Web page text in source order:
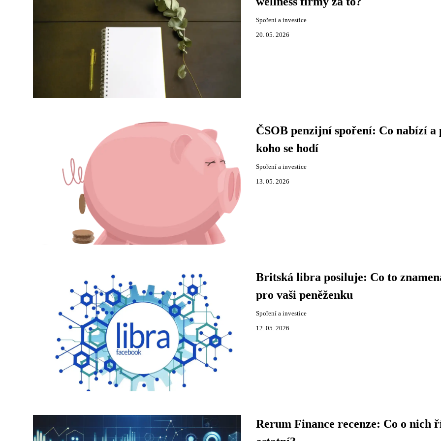
Spoření a investice
20. 05. 2026
ČSOB penzijní spoření: Co nabízí a
koho se hodí
Spoření a investice
13. 05. 2026
Britská libra posiluje: Co to
pro vaši peněženku
Spoření a investice
12. 05. 2026
Rerum Finance recenze: Co o nich